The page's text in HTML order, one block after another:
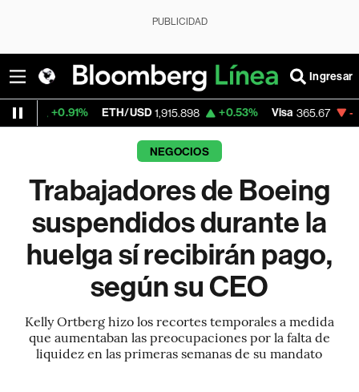
PUBLICIDAD
Ingresar
ETH/USD 1,915.898 +0.53% Visa 365.67 -1.30%
NEGOCIOS
Trabajadores de Boeing
suspendidos durante la
huelga sí recibirán pago,
según su CEO
Kelly Ortberg hizo los recortes temporales a medida
que aumentaban las preocupaciones por la falta de
liquidez en las primeras semanas de su mandato